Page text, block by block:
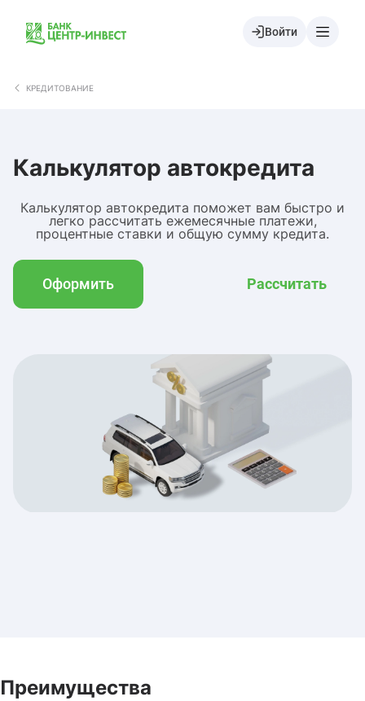
Войти
КРЕДИТОВАНИЕ
Калькулятор автокредита
Калькулятор автокредита поможет вам быстро и
легко рассчитать ежемесячные платежи,
процентные ставки и общую сумму кредита.
Оформить Рассчитать
Преимущества